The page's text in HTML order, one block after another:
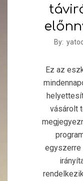
2019-By:
Ez az
vásárolt
egyszerre